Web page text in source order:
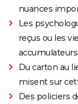
nuances
Les
reçus ou les
Du carton au
misent sur
Des policiers